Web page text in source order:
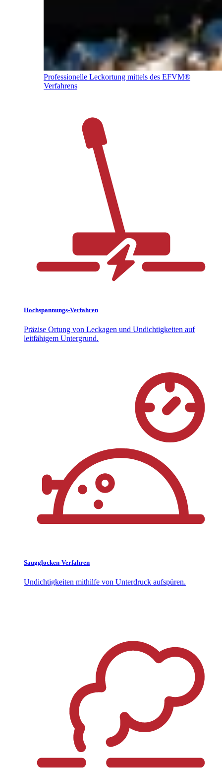
Professionelle Leckortung mittels des EFVM®
Verfahrens
Hochspannungs-Verfahren
Präzise Ortung von Leckagen und Undichtigkeiten auf
leitfähigem Untergrund.
Saugglocken-Verfahren
Undichtigkeiten mithilfe von Unterdruck aufspüren.